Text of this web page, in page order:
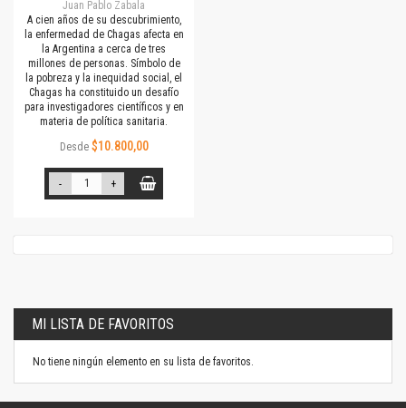
Juan Pablo Zabala
A cien años de su descubrimiento,
la enfermedad de Chagas afecta en
la Argentina a cerca de tres
millones de personas. Símbolo de
la pobreza y la inequidad social, el
Chagas ha constituido un desafío
para investigadores científicos y en
materia de política sanitaria.
Desde $10.800,00
- +
MI LISTA DE FAVORITOS
No tiene ningún elemento en su lista de favoritos.